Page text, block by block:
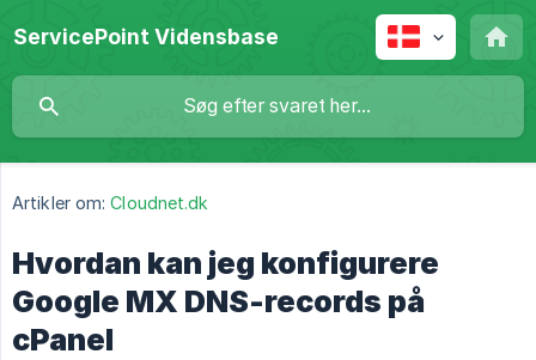
ServicePoint Vidensbase
Artikler om: Cloudnet.dk
Hvordan kan jeg konfigurere
Google MX DNS-records på
cPanel